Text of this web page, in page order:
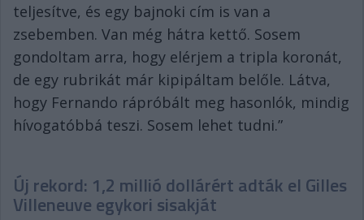
teljesítve, és egy bajnoki cím is van a
zsebemben. Van még hátra kettő. Sosem
gondoltam arra, hogy elérjem a tripla koronát,
de egy rubrikát már kipipáltam belőle. Látva,
hogy Fernando rápróbált meg hasonlók, mindig
hívogatóbbá teszi. Sosem lehet tudni.”
Új rekord: 1,2 millió dollárért adták el Gilles
Villeneuve egykori sisakját